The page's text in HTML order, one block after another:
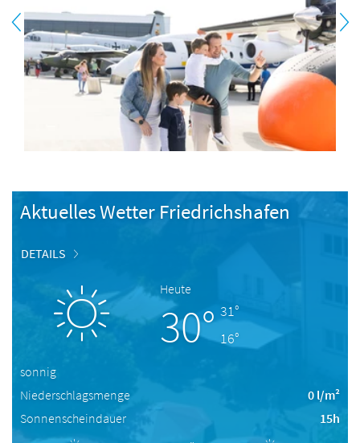
Aktuelles Wetter Friedrichshafen
DETAILS
Heute
30° 31°
16°
sonnig
Niederschlagsmenge
0 l/m²
Sonnenscheindauer
15h